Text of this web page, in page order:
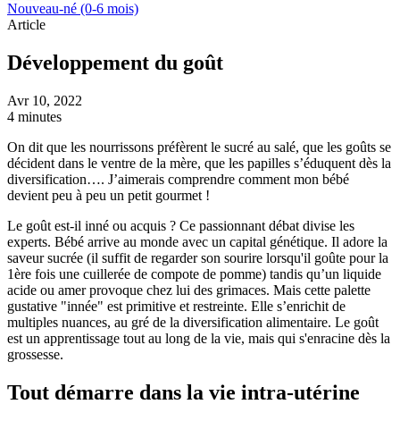
Nouveau-né (0-6 mois)
Article
Développement du goût
Avr 10, 2022
4 minutes
On dit que les nourrissons préfèrent le sucré au salé, que les goûts se
décident dans le ventre de la mère, que les papilles s’éduquent dès la
diversification…. J’aimerais comprendre comment mon bébé
devient peu à peu un petit gourmet !
Le goût est-il inné ou acquis ? Ce passionnant débat divise les
experts. Bébé arrive au monde avec un capital génétique. Il adore la
saveur sucrée (il suffit de regarder son sourire lorsqu'il goûte pour la
1ère fois une cuillerée de compote de pomme) tandis qu’un liquide
acide ou amer provoque chez lui des grimaces. Mais cette palette
gustative "innée" est primitive et restreinte. Elle s’enrichit de
multiples nuances, au gré de la diversification alimentaire. Le goût
est un apprentissage tout au long de la vie, mais qui s'enracine dès la
grossesse.
Tout démarre dans la vie intra-utérine